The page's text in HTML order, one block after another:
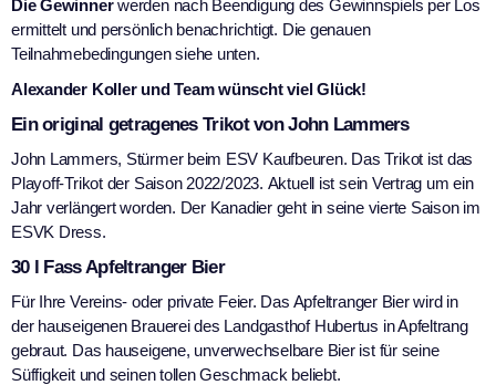
Die Gewinnerwerden nach Beendigung des Gewinnspiels per Los
ermittelt und persönlich benachrichtigt. Die genauen
Teilnahmebedingungen siehe unten.
Alexander Koller und Team wünscht viel Glück!
Ein original getragenes Trikot von John Lammers
John Lammers, Stürmer beim ESV Kaufbeuren. Das Trikot ist das
Playoff-Trikot der Saison 2022/2023. Aktuell ist sein Vertrag um ein
Jahr verlängert worden. Der Kanadier geht in seine vierte Saison im
ESVK Dress.
30 l Fass Apfeltranger Bier
Für Ihre Vereins- oder private Feier. Das Apfeltranger Bier wird in
der hauseigenen Brauerei des Landgasthof Hubertus in Apfeltrang
gebraut. Das hauseigene, unverwechselbare Bier ist für seine
Süffigkeit und seinen tollen Geschmack beliebt.